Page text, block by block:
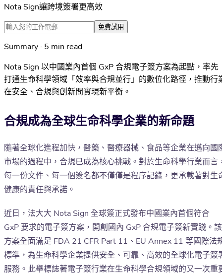
Nota Sign讓跨境簽署更高效
免費試用
Summary · 5 min read
Nota Sign 以中國業內首個 GxP 合規電子簽方案為起點，率先
打通生命科學領域「效率與合規並行」的數位化路徑，推動行
在安全、合規與創新間實現新平衡。
合規成為全球生命科學企業的新命題
隨著全球化進程加快，醫藥、醫療器械、食品等企業在邁向國
市場的過程中，合規已成為核心挑戰。對於生命科學行業而言
每一份文件、每一個簽名都不僅僅是程序記錄，更承載著對生
健康的責任與承諾。
近日，法大大 Nota Sign 全球簽正式發布中國業內首個符合
GxP 要求的電子簽方案，開創國內 GxP 合規電子簽新實踐。該
方案全面滿足 FDA 21 CFR Part 11、EU Annex 11 等國際法
標準，為生命科學企業提供安全、可靠、高效的全球化電子簽
服務。此舉標誌著電子簽行業在生命科學合規領域的又一次重